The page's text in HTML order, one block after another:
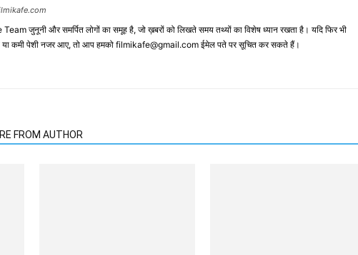
जुनूनी और समर्पित लोगों का समूह है, जो ख़बरों को लिखते समय तथ्‍यों का विशेष ध्‍यान रखता है। यदि फिर भी
या कमी पेशी नजर आए, तो आप हमको filmikafe@gmail.com ईमेल पते पर सूचित कर सकते हैं।
FROM AUTHOR